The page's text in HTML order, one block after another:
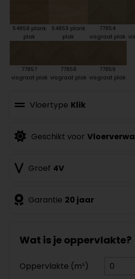
54858 plank
plak
54859 plank
plak
77854
visgraat plak
77857
visgraat plak
77858
visgraat plak
77859
visgraat plak
Vloertype Klik
Geschikt voor
Groef 4V
Garantie 20 jaar
Wat is je oppervlakte?
Oppervlakte (m²)